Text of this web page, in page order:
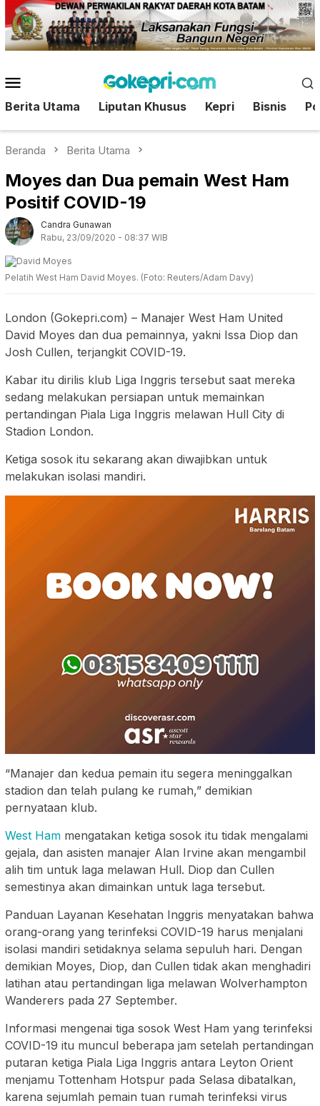
Loncat
ke
konten
Mobile
Berita Utama Liputan Khusus Kepri Bisnis
Beranda Berita Utama
Moyes dan Dua pemain West Ham
Positif COVID-19
Candra Gunawan
Rabu, 23/09/2020 - 08:37 WIB
Pelatih West Ham David Moyes. (Foto: Reuters/Adam Davy)
London (Gokepri.com) – Manajer West Ham United
David Moyes dan dua pemainnya, yakni Issa Diop dan
Josh Cullen, terjangkit COVID-19.
Kabar itu dirilis klub Liga Inggris tersebut saat mereka
sedang melakukan persiapan untuk memainkan
pertandingan Piala Liga Inggris melawan Hull City di
Stadion London.
Ketiga sosok itu sekarang akan diwajibkan untuk
melakukan isolasi mandiri.
“Manajer dan kedua pemain itu segera meninggalkan
stadion dan telah pulang ke rumah,” demikian
pernyataan klub.
West Ham mengatakan ketiga sosok itu tidak mengalami
gejala, dan asisten manajer Alan Irvine akan mengambil
alih tim untuk laga melawan Hull. Diop dan Cullen
semestinya akan dimainkan untuk laga tersebut.
Panduan Layanan Kesehatan Inggris menyatakan bahwa
orang-orang yang terinfeksi COVID-19 harus menjalani
isolasi mandiri setidaknya selama sepuluh hari. Dengan
demikian Moyes, Diop, dan Cullen tidak akan menghadiri
latihan atau pertandingan liga melawan Wolverhampton
Wanderers pada 27 September.
Informasi mengenai tiga sosok West Ham yang terinfeksi
COVID-19 itu muncul beberapa jam setelah pertandingan
putaran ketiga Piala Liga Inggris antara Leyton Orient
menjamu Tottenham Hotspur pada Selasa dibatalkan,
karena sejumlah pemain tuan rumah terinfeksi virus